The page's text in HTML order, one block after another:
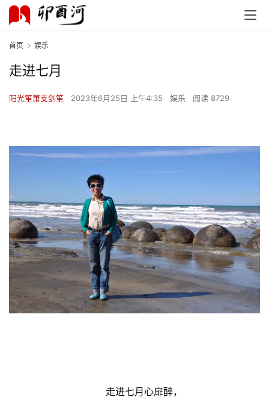
首页 娱乐
走进七月
阳光笙箫支剑笙 2023年6月25日 上午4:35 娱乐 阅读 8729
走进七月心扉醉，